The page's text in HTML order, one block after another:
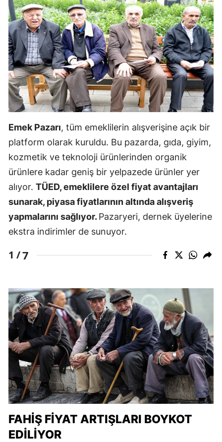
Emek Pazarı, tüm emeklilerin alışverişine açık bir
platform olarak kuruldu. Bu pazarda, gıda, giyim,
kozmetik ve teknoloji ürünlerinden organik
ürünlere kadar geniş bir yelpazede ürünler yer
alıyor. TÜED, emeklilere özel fiyat avantajları
sunarak, piyasa fiyatlarının altında alışveriş
yapmalarını sağlıyor.Pazaryeri, dernek üyelerine
ekstra indirimler de sunuyor.
1 /7
FAHIŞ FIYAT ARTIŞLARI BOYKOT
EDILIYOR